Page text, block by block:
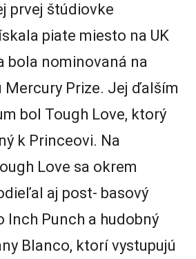
prvej štúdiovke
piate miesto na UK
bola nominovaná na
Mercury Prize. Jej ďalším
bol Tough Love, ktorý
k Princeovi. Na
Love sa okrem
aj post- basový
Inch Punch a hudobný
Blanco, ktorí vystupujú